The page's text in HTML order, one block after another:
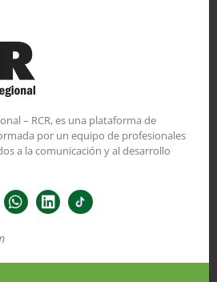
– RCR, es una plataforma de
por un equipo de profesionales
a la comunicación y al desarrollo